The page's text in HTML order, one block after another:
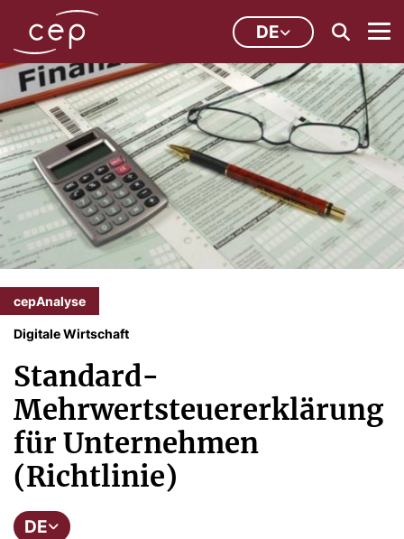
DE
cepAnalyse
Digitale Wirtschaft
Standard-
Mehrwertsteuererklärung
für Unternehmen
(Richtlinie)
DE